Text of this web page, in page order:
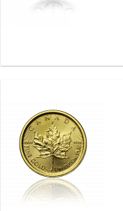
Pridať k
obľúbeným